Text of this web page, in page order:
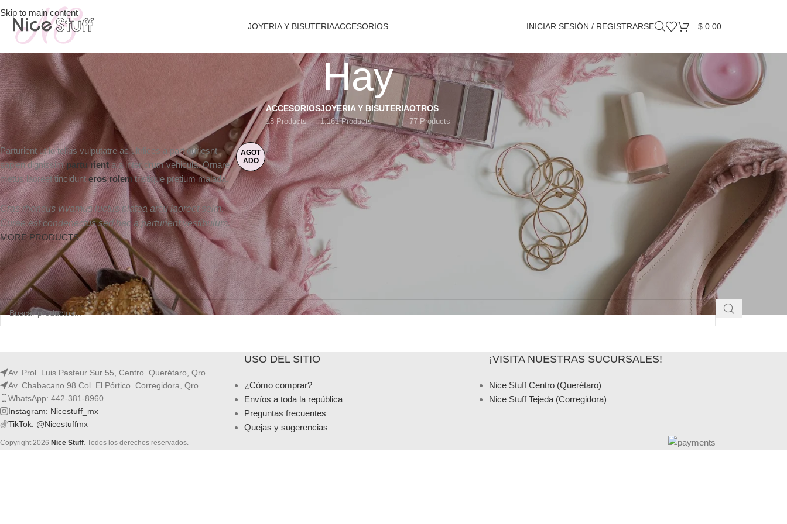
Skip to main content
JOYERIA Y BISUTERIAACCESORIOS INICIAR SESIÓN / REGISTRARSE $ 0.00
Hay
ACCESORIOS
18 Products
JOYERIA Y BISUTERIA
1,161 Products
OTROS
77 Products
Parturient ut id tellus vulputatre ac ultrlices a part ouriesnt
sapien dignissimpartu rienta a inter drum vehicula. Ornare
metus laoreet tincidunt eros rolemtristique pretium malada.
Cras rhoncus vivamus luctus platea arcu laoreet selm.
Curae est condenectus sed hac a parturient vestibulum.
MORE PRODUCTS
AGOT
ADO
Inicio/ Hay
No se encontraron productos que concuerden con la selección.
Av. Prol. Luis Pasteur Sur 55, Centro. Querétaro, Qro.
Av. Chabacano 98 Col. El Pórtico. Corregidora, Qro.
WhatsApp: 442-381-8960
Instagram: Nicestuff_mx
TikTok: @Nicestuffmx
USO DEL SITIO
¿Cómo comprar?
Envíos a toda la república
Preguntas frecuentes
Quejas y sugerencias
¡VISITA NUESTRAS SUCURSALES!
Nice Stuff Centro (Querétaro)
Nice Stuff Tejeda (Corregidora)
Copyright 2026 Nice Stuff. Todos los derechos reservados.